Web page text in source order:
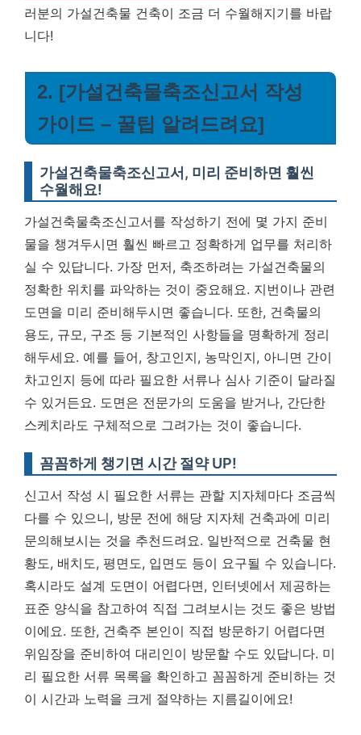
러분의 가설건축물 건축이 조금 더 수월해지기를 바랍
니다!
2. [가설건축물축조신고서 작성
가이드 – 꿀팁 알려드려요]
가설건축물축조신고서, 미리 준비하면 훨씬
수월해요!
가설건축물축조신고서를 작성하기 전에 몇 가지 준비
물을 챙겨두시면 훨씬 빠르고 정확하게 업무를 처리하
실 수 있답니다. 가장 먼저, 축조하려는 가설건축물의
정확한 위치를 파악하는 것이 중요해요. 지번이나 관련
도면을 미리 준비해두시면 좋습니다. 또한, 건축물의
용도, 규모, 구조 등 기본적인 사항들을 명확하게 정리
해두세요. 예를 들어, 창고인지, 농막인지, 아니면 간이
차고인지 등에 따라 필요한 서류나 심사 기준이 달라질
수 있거든요. 도면은 전문가의 도움을 받거나, 간단한
스케치라도 구체적으로 그려가는 것이 좋습니다.
꼼꼼하게 챙기면 시간 절약 UP!
신고서 작성 시 필요한 서류는 관할 지자체마다 조금씩
다를 수 있으니, 방문 전에 해당 지자체 건축과에 미리
문의해보시는 것을 추천드려요. 일반적으로 건축물 현
황도, 배치도, 평면도, 입면도 등이 요구될 수 있습니다.
혹시라도 설계 도면이 어렵다면, 인터넷에서 제공하는
표준 양식을 참고하여 직접 그려보시는 것도 좋은 방법
이에요. 또한, 건축주 본인이 직접 방문하기 어렵다면
위임장을 준비하여 대리인이 방문할 수도 있답니다. 미
리 필요한 서류 목록을 확인하고 꼼꼼하게 준비하는 것
이 시간과 노력을 크게 절약하는 지름길이에요!